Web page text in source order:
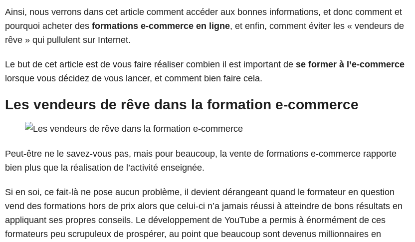
Ainsi, nous verrons dans cet article comment accéder aux bonnes informations, et donc comment et
pourquoi acheter des formations e-commerce en ligne, et enfin, comment éviter les « vendeurs de
rêve » qui pullulent sur Internet.
Le but de cet article est de vous faire réaliser combien il est important de se former à l’e-commerce
lorsque vous décidez de vous lancer, et comment bien faire cela.
Les vendeurs de rêve dans la formation e-commerce
Peut-être ne le savez-vous pas, mais pour beaucoup, la vente de formations e-commerce rapporte
bien plus que la réalisation de l’activité enseignée.
Si en soi, ce fait-là ne pose aucun problème, il devient dérangeant quand le formateur en question
vend des formations hors de prix alors que celui-ci n’a jamais réussi à atteindre de bons résultats en
appliquant ses propres conseils. Le développement de YouTube a permis à énormément de ces
formateurs peu scrupuleux de prospérer, au point que beaucoup sont devenus millionnaires en